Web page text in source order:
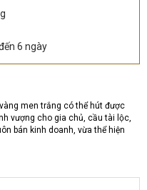
6 ngày
men trắng có thể hút được
vượng cho gia chủ, cầu tài lộc,
bán kinh doanh, vừa thể hiện